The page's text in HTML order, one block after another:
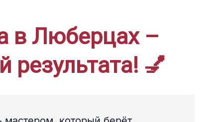
в Люберцах –
результата! 💅